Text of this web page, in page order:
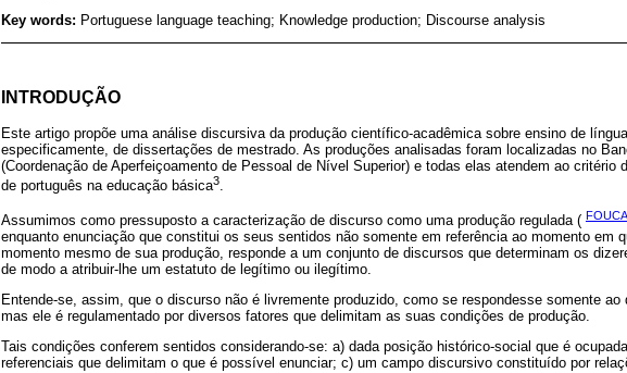
Key words: Portuguese language teaching; Knowledge production; Discourse analysis
INTRODUÇÃO
Este artigo propõe uma análise discursiva da produção científico-acadêmica sobre ensino de
especificamente, de dissertações de mestrado. As produções analisadas foram localizadas no
(Coordenação de Aperfeiçoamento de Pessoal de Nível Superior) e todas elas atendem ao critério
de português na educação básica3.
Assumimos como pressuposto a caracterização de discurso como uma produção regulada (
enquanto enunciação que constitui os seus sentidos não somente em referência ao momento em
momento mesmo de sua produção, responde a um conjunto de discursos que determinam os
de modo a atribuir-lhe um estatuto de legítimo ou ilegítimo.
Entende-se, assim, que o discurso não é livremente produzido, como se respondesse somente
mas ele é regulamentado por diversos fatores que delimitam as suas condições de produção.
Tais condições conferem sentidos considerando-se: a) dada posição histórico-social que é
referenciais que delimitam o que é possível enunciar; c) um campo discursivo constituído por